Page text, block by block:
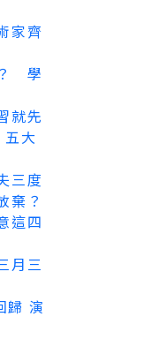
家齊
學
就先
大
三度
棄？
這四
月三
歸 演